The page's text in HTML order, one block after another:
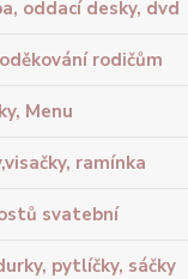
oddací desky, dvd
rodičům
Menu
ramínka
svatební
pytlíčky, sáčky